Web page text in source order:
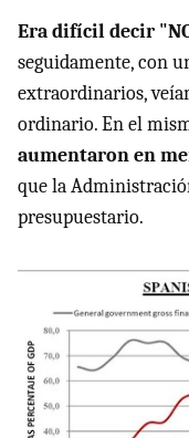
Era difícil decir
seguidamente, con
extraordinarios,
ordinario. En el
aumentaron en
que la
presupuestario.